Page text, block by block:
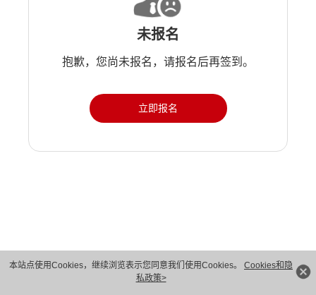
本站点使用Cookies，继续浏览表示您同意我们使用Cookies。 Cookies和隐
私政策>
未报名
抱歉，您尚未报名，请报名后再签到。
立即报名
版权所有 © 华为技术有限公司 1998-2026。 保留一切权利。粤A2-20044005号
隐私保护
法律声明